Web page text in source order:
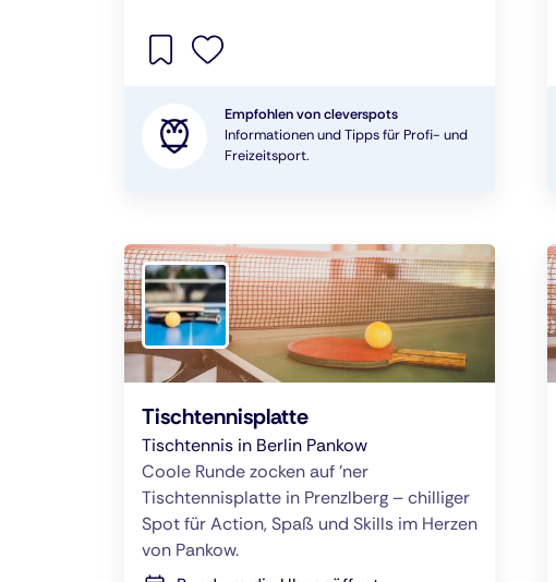
Empfohlen von cleverspots
Informationen und Tipps für Profi- und
Freizeitsport.
Tischtennisplatte
Tischtennis in Berlin Pankow
Coole Runde zocken auf 'ner
Tischtennisplatte in Prenzlberg – chilliger
Spot für Action, Spaß und Skills im Herzen
von Pankow.